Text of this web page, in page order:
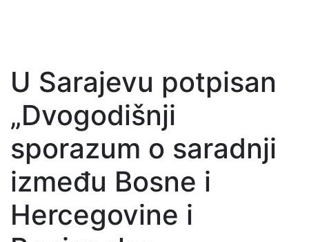
U Sarajevu potpisan
„Dvogodišnji
sporazum o saradnji
između Bosne i
Hercegovine i